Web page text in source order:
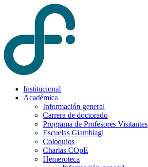
Institucional
Académica
Información general
Carrera de doctorado
Programa de Profesores Visitantes
Escuelas Giambiagi
Coloquios
Charlas COpE
Hemeroteca